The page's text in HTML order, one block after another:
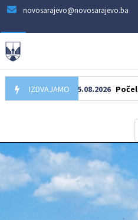
novosarajevo@novosarajevo.ba
IZDVAJAMO
05.08.2026 Počela